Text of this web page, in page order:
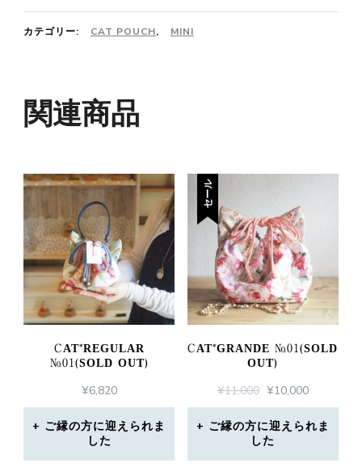
カテゴリー: CAT POUCH, MINI
関連商品
CAT*REGULAR
№01(SOLD OUT)
¥6,820
ご縁の方に迎えられま
した
セール
CAT*GRANDE №01(SOLD
OUT)
¥11,000 元
の
価
格
は
¥10,000現
在
の
格
ご縁の方に迎えられま
した